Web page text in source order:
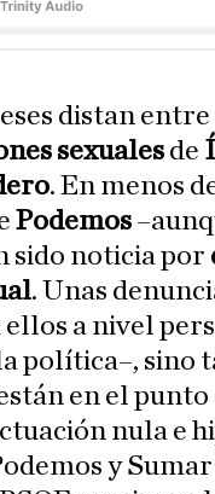
distan
sexuales de
. En menos
Podemos
sido noticia por
. Unas
a nivel
política–, sino
en el punto
nula e
y